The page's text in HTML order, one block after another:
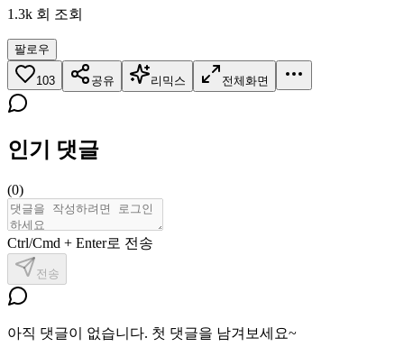
1.3k 회 조회
팔로우
103 공유 리믹스 전체화면
인기 댓글
(0)
Ctrl/Cmd + Enter로 전송
전송
아직 댓글이 없습니다. 첫 댓글을 남겨보세요~